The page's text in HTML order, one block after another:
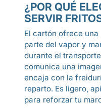
¿POR QUÉ
SERVIR
El cartón ofrece
parte del vapor y
durante el
comunica una
encaja con la
reparto. Es ligero,
para reforzar tu